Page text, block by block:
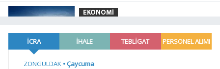
EKONOMİ
3,6 milyar dolar